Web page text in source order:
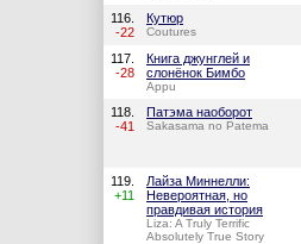
116.
-22
Кутюр
Coutures
117.
-28
Книга джунглей и
слонёнок Бимбо
Appu
118.
-41
Патэма наоборот
Sakasama no Patema
119.
+11
Лайза Миннелли:
Невероятная, но
правдивая история
Liza: A Truly Terrific
Absolutely True Story